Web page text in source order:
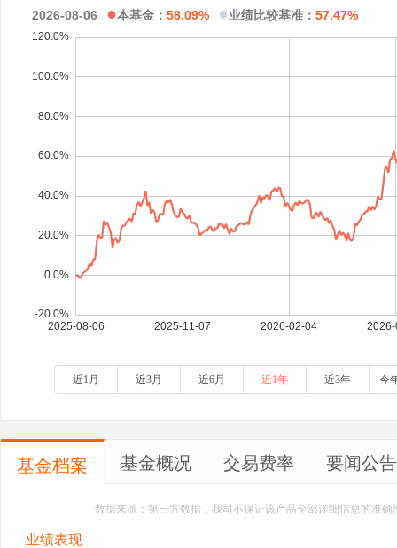
2026-08-06 ●本基金： 58.09% ●业绩比较基准： 57.47%
近1月 近3月 近6月 近1年 近3年 今
基金档案 基金概况 交易费率 要闻公告
数据来源：第三方数据，我司不保证该产品全部详细信息的准
业绩表现